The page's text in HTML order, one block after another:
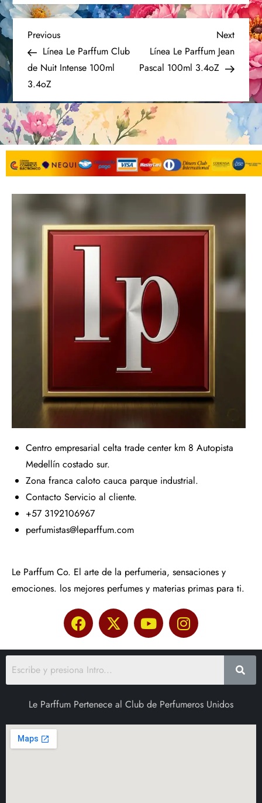
Previous
Línea Le Parffum Club
de Nuit Intense 100ml
3.4oZ
Next
Línea Le Parffum Jean
Pascal 100ml 3.4oZ
Centro empresarial celta trade center km 8 Autopista
Medellín costado sur.
Zona franca caloto cauca parque industrial.
Contacto Servicio al cliente.
+57 3192106967
perfumistas@leparffum.com
Le Parffum Co. El arte de la perfumeria, sensaciones y
emociones. los mejores perfumes y materias primas para ti.
Le Parffum Pertenece al Club de Perfumeros Unidos